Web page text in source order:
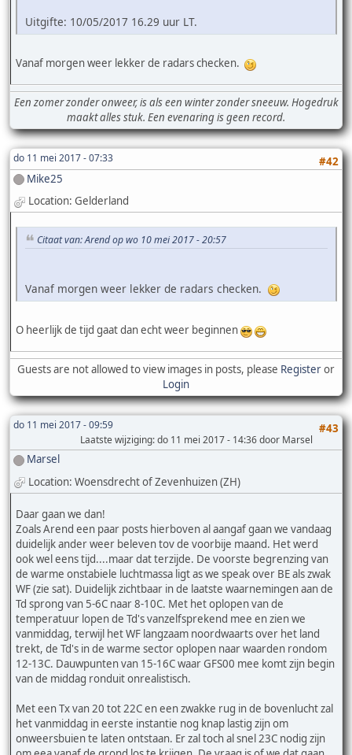
Uitgifte: 10/05/2017 16.29 uur LT.
Vanaf morgen weer lekker de radars checken.
Een zomer zonder onweer, is als een winter zonder sneeuw. Hogedruk
maakt alles stuk. Een evenaring is geen record.
do 11 mei 2017 - 07:33
#42
Mike25
Location: Gelderland
Citaat van: Arend op wo 10 mei 2017 - 20:57
Vanaf morgen weer lekker de radars checken.
O heerlijk de tijd gaat dan echt weer beginnen
Guests are not allowed to view images in posts, please Registeror
Login
do 11 mei 2017 - 09:59 #43
Laatste wijziging: do 11 mei 2017 - 14:36 door Marsel
Marsel
Location: Woensdrecht of Zevenhuizen (ZH)
Daar gaan we dan!
Zoals Arend een paar posts hierboven al aangaf gaan we vandaag
duidelijk ander weer beleven tov de voorbije maand. Het werd
ook wel eens tijd....maar dat terzijde. De voorste begrenzing van
de warme onstabiele luchtmassa ligt as we speak over BE als zwak
WF (zie sat). Duidelijk zichtbaar in de laatste waarnemingen aan de
Td sprong van 5-6C naar 8-10C. Met het oplopen van de
temperatuur lopen de Td's vanzelfsprekend mee en zien we
vanmiddag, terwijl het WF langzaam noordwaarts over het land
trekt, de Td's in de warme sector oplopen naar waarden rondom
12-13C. Dauwpunten van 15-16C waar GFS00 mee komt zijn begin
van de middag ronduit onrealistisch.
Met een Tx van 20 tot 22C en een zwakke rug in de bovenlucht zal
het vanmiddag in eerste instantie nog knap lastig zijn om
onweersbuien te laten ontstaan. Er zal toch al snel 23C nodig zijn